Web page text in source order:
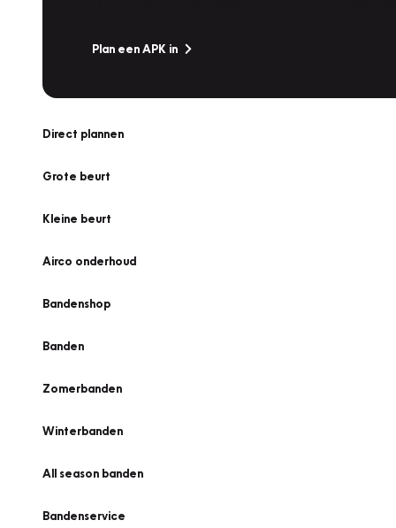
Plan een APK in
Direct plannen
Grote beurt
Kleine beurt
Airco onderhoud
Bandenshop
Banden
Zomerbanden
Winterbanden
All season banden
Bandenservice